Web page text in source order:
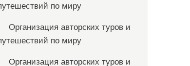
по миру
Организация авторских туров и
по миру
Организация авторских туров и